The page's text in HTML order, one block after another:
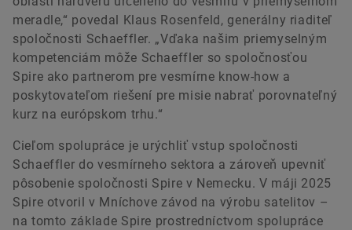
meradle,“ povedal Klaus Rosenfeld, generálny riaditeľ
spoločnosti Schaeffler. „Vďaka našim priemyselným
kompetenciám môže Schaeffler so spoločnosťou
Spire ako partnerom pre vesmírne know-how a
poskytovateľom riešení pre misie nabrať porovnateľný
kurz na európskom trhu.“
Cieľom spolupráce je urýchliť vstup spoločnosti
Schaeffler do vesmírneho sektora a zároveň upevniť
pôsobenie spoločnosti Spire v Nemecku. V máji 2025
Spire otvoril v Mníchove závod na výrobu satelitov –
na tomto základe Spire prostredníctvom spolupráce